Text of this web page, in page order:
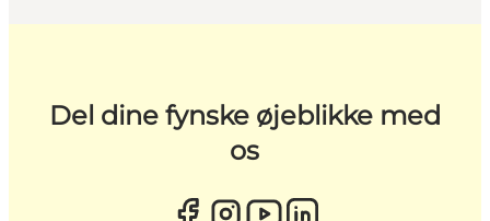
Del dine fynske øjeblikke med
os